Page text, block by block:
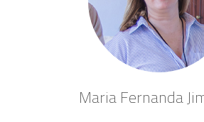
Maria Fernanda